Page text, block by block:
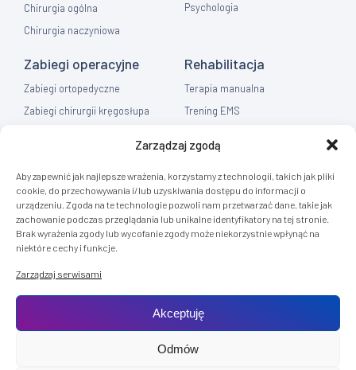
Zarządzaj zgodą
Aby zapewnić jak najlepsze wrażenia, korzystamy z technologii, takich jak pliki
cookie, do przechowywania i/lub uzyskiwania dostępu do informacji o
urządzeniu. Zgoda na te technologie pozwoli nam przetwarzać dane, takie jak
zachowanie podczas przeglądania lub unikalne identyfikatory na tej stronie.
Brak wyrażenia zgody lub wycofanie zgody może niekorzystnie wpłynąć na
niektóre cechy i funkcje.
Zarządzaj serwisami
Akceptuję
Odmów
Chirurgia ogólna
Chirurgia naczyniowa
Psychologia
Zabiegi operacyjne
Zabiegi ortopedyczne
Zabiegi chirurgii kręgosłupa
Flebologia
Rehabilitacja
Terapia manualna
Trening EMS
Masaż
Diagnostyka
Rezonans Tomografia
USG